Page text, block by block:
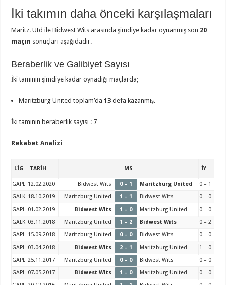
İki takımın daha önceki karşılaşmaları
Maritz. Utd ile Bidwest Wits arasında şimdiye kadar oynanmış son 20
maçın sonuçları aşağıdadır.
Beraberlik ve Galibiyet Sayısı
İki tamının şimdiye kadar oynadığı maçlarda;
Maritzburg United toplam’da13 defa kazanmış.
İki tamının beraberlik sayısı : 7
Rekabet Analizi
LİG TARİH MS İY
GAPL 12.02.2020 Bidwest Wits 0 – 1 Maritzburg United
0 – 1
GALK 18.10.2019 Maritzburg United 1 – 1 Bidwest Wits
0 – 0
GAPL 01.02.2019 Bidwest Wits 1 – 0 Maritzburg United
0 – 0
GALK 03.11.2018 Maritzburg United 1 – 2 Bidwest Wits
0 – 2
GAPL 15.09.2018 Maritzburg United 0 – 0 Bidwest Wits
0 – 0
GAPL 03.04.2018 Bidwest Wits 2 – 1 Maritzburg United
1 – 0
GAPL 25.11.2017 Maritzburg United 0 – 0 Bidwest Wits
0 – 0
GAPL 07.05.2017 Bidwest Wits 1 – 0 Maritzburg United
0 – 0